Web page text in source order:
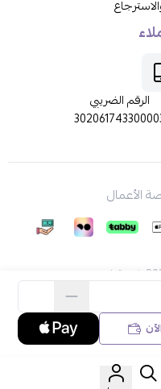
الرقم الضريبي
الأعمال
ركن قطي